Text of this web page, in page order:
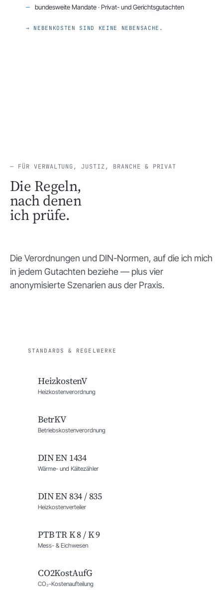
bundesweite Mandate · Privat- und Gerichtsgutachten
→ NEBENKOSTEN SIND KEINE NEBENSACHE.
— FÜR VERWALTUNG, JUSTIZ, BRANCHE & PRIVAT
Die Regeln,
nach denen
ich prüfe.
Die Verordnungen und DIN-Normen, auf die ich mich
in jedem Gutachten beziehe — plus vier
anonymisierte Szenarien aus der Praxis.
STANDARDS & REGELWERKE
HeizkostenV
Heizkosten­verordnung
BetrKV
Betriebskosten­verordnung
DIN EN 1434
Wärme- und Kälte­zähler
DIN EN 834 / 835
Heizkosten­verteiler
PTB TR K 8 / K 9
Mess- & Eichwesen
CO2KostAufG
CO₂-Kosten­aufteilung